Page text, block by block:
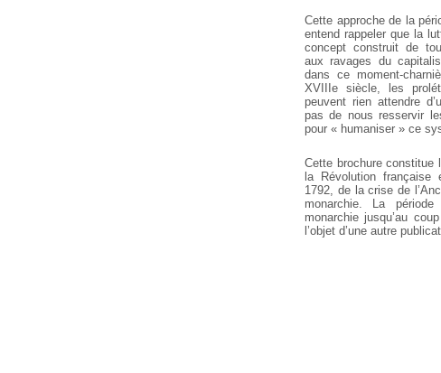
Cette approche de la
entend rappeler que la
concept construit de
aux ravages du
dans ce moment-
XVIIIe siècle, les
peuvent rien attendre
pas de nous resservir
pour « humaniser » ce
Cette brochure constitue
la Révolution
1792, de la crise de
monarchie. La
monarchie jusqu’au
l’objet d’une autre